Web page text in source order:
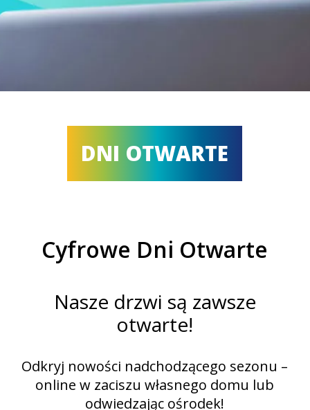
DNI OTWARTE
Cyfrowe Dni Otwarte
Nasze drzwi są zawsze
otwarte!
Odkryj nowości nadchodzącego sezonu –
online w zaciszu własnego domu lub
odwiedzając ośrodek!